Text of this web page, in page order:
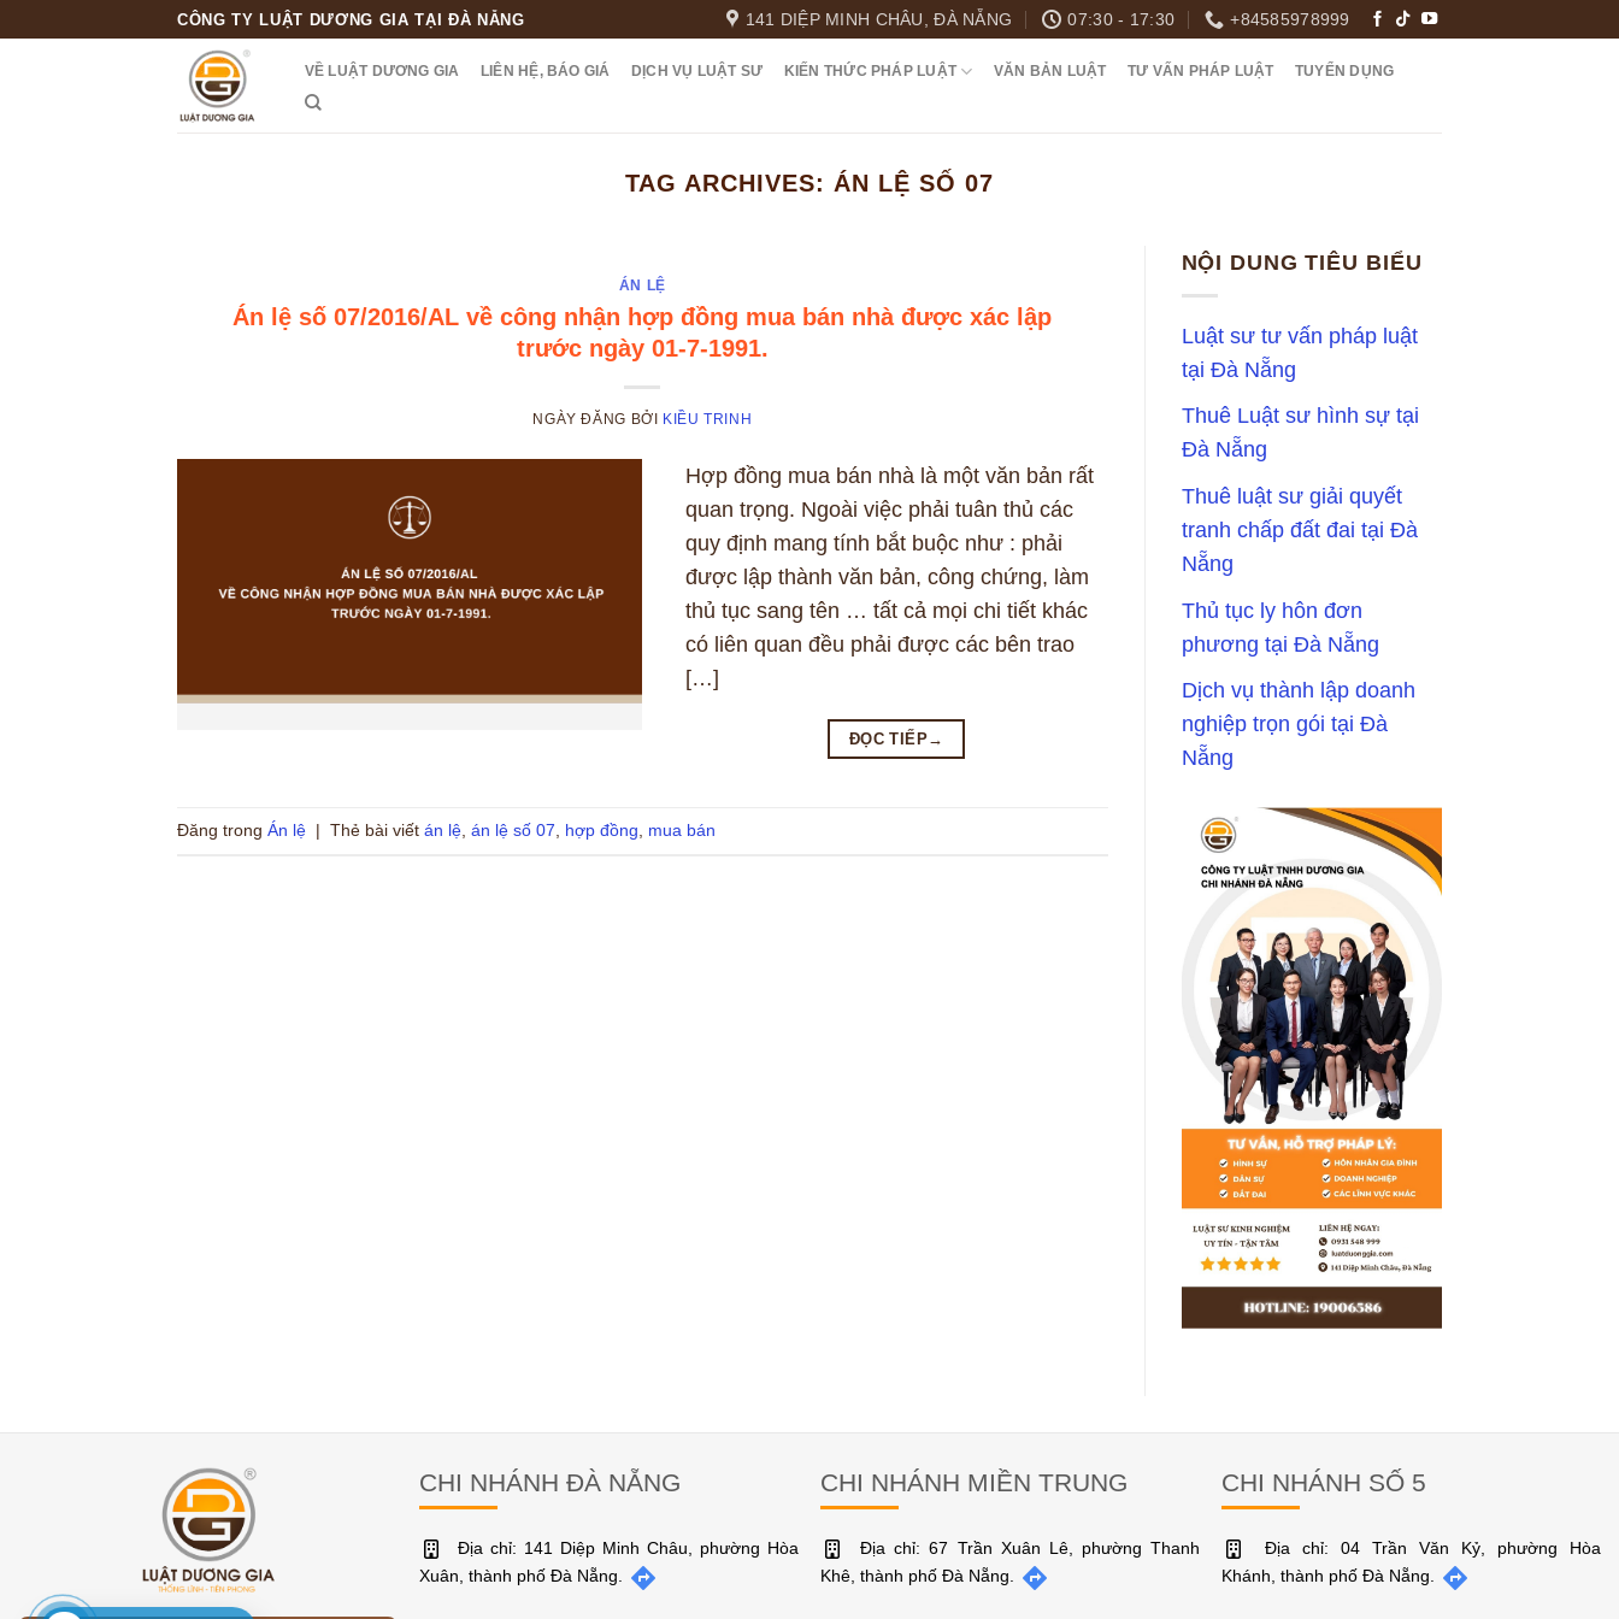
CÔNG TY LUẬT DƯƠNG GIA TẠI ĐÀ NẴNG 141 DIỆP MINH CHÂU, ĐÀ NẴNG 07:30 - 17:30 +84585978999
VỀ LUẬT DƯƠNG GIA LIÊN HỆ, BÁO GIÁ DỊCH VỤ LUẬT SƯ KIẾN THỨC PHÁP LUẬT VĂN BẢN LUẬT TƯ VẤN PHÁP LUẬT TUYỂN DỤNG
TAG ARCHIVES: ÁN LỆ SỐ 07
ÁN LỆ
Án lệ số 07/2016/AL về công nhận hợp đồng mua bán nhà được xác lập
trước ngày 01-7-1991.
NGÀY ĐĂNG BỞI KIỀU TRINH
Hợp đồng mua bán nhà là một văn bản rất
quan trọng. Ngoài việc phải tuân thủ các
quy định mang tính bắt buộc như : phải
được lập thành văn bản, công chứng, làm
thủ tục sang tên … tất cả mọi chi tiết khác
có liên quan đều phải được các bên trao
[…]
ĐỌC TIẾP→
Đăng trong Án lệ | Thẻ bài viết án lệ, án lệ số 07, hợp đồng, mua bán
NỘI DUNG TIÊU BIỂU
Luật sư tư vấn pháp luật
tại Đà Nẵng
Thuê Luật sư hình sự tại
Đà Nẵng
Thuê luật sư giải quyết
tranh chấp đất đai tại Đà
Nẵng
Thủ tục ly hôn đơn
phương tại Đà Nẵng
Dịch vụ thành lập doanh
nghiệp trọn gói tại Đà
Nẵng
CHI NHÁNH ĐÀ NẴNG
Địa chỉ: 141 Diệp Minh Châu, phường Hòa
Xuân, thành phố Đà Nẵng.
CHI NHÁNH MIỀN TRUNG
Địa chỉ: 67 Trần Xuân Lê, phường Thanh
Khê, thành phố Đà Nẵng.
CHI NHÁNH SỐ 5
Địa chỉ: 04 Trần Văn Kỷ, phường Hòa
Khánh, thành phố Đà Nẵng.